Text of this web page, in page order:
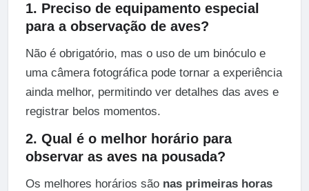
1. Preciso de equipamento especial
para a observação de aves?
Não é obrigatório, mas o uso de um binóculo e
uma câmera fotográfica pode tornar a experiência
ainda melhor, permitindo ver detalhes das aves e
registrar belos momentos.
2. Qual é o melhor horário para
observar as aves na pousada?
Os melhores horários são nas primeiras horas